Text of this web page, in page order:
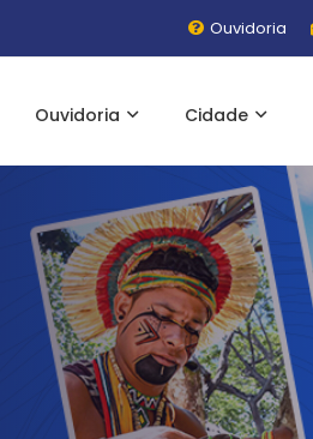
Ouvidoria
Ouvidoria Cidade